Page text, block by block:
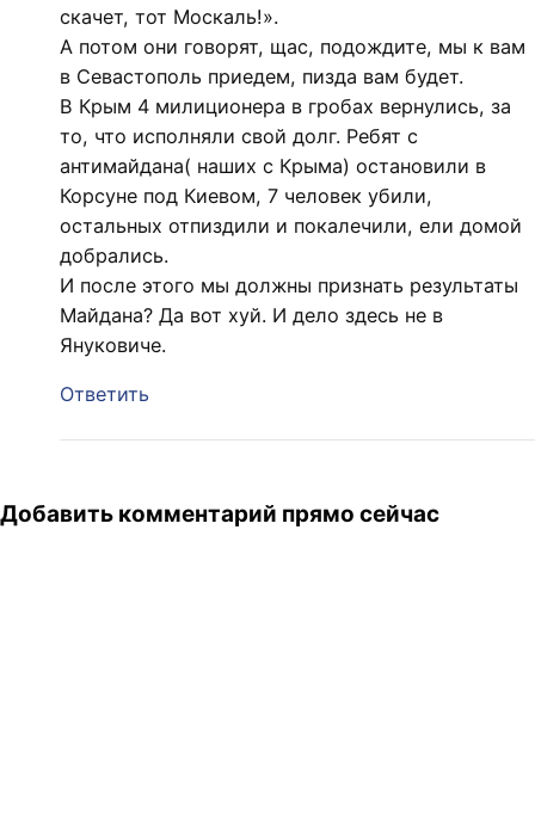
скачет, тот Москаль!».
А потом они говорят, щас, подождите, мы к вам
в Севастополь приедем, пизда вам будет.
В Крым 4 милиционера в гробах вернулись, за
то, что исполняли свой долг. Ребят с
антимайдана( наших с Крыма) остановили в
Корсуне под Киевом, 7 человек убили,
остальных отпиздили и покалечили, ели домой
добрались.
И после этого мы должны признать результаты
Майдана? Да вот хуй. И дело здесь не в
Януковиче.
Ответить
Добавить комментарий прямо сейчас